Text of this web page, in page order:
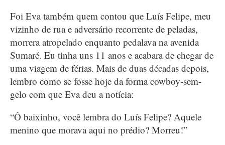
Foi Eva também quem contou que Luís Felipe, meu
vizinho de rua e adversário recorrente de peladas,
morrera atropelado enquanto pedalava na avenida
Sumaré. Eu tinha uns 11 anos e acabara de chegar de
uma viagem de férias. Mais de duas décadas depois,
lembro como se fosse hoje da forma cowboy-sem-
gelo com que Eva deu a notícia:
“Ô baixinho, você lembra do Luís Felipe? Aquele
menino que morava aqui no prédio? Morreu!”